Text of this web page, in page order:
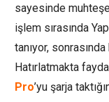
sayesinde
işlem sırasında
tanıyor,
Hatırlatmakta
Pro’yu şarja